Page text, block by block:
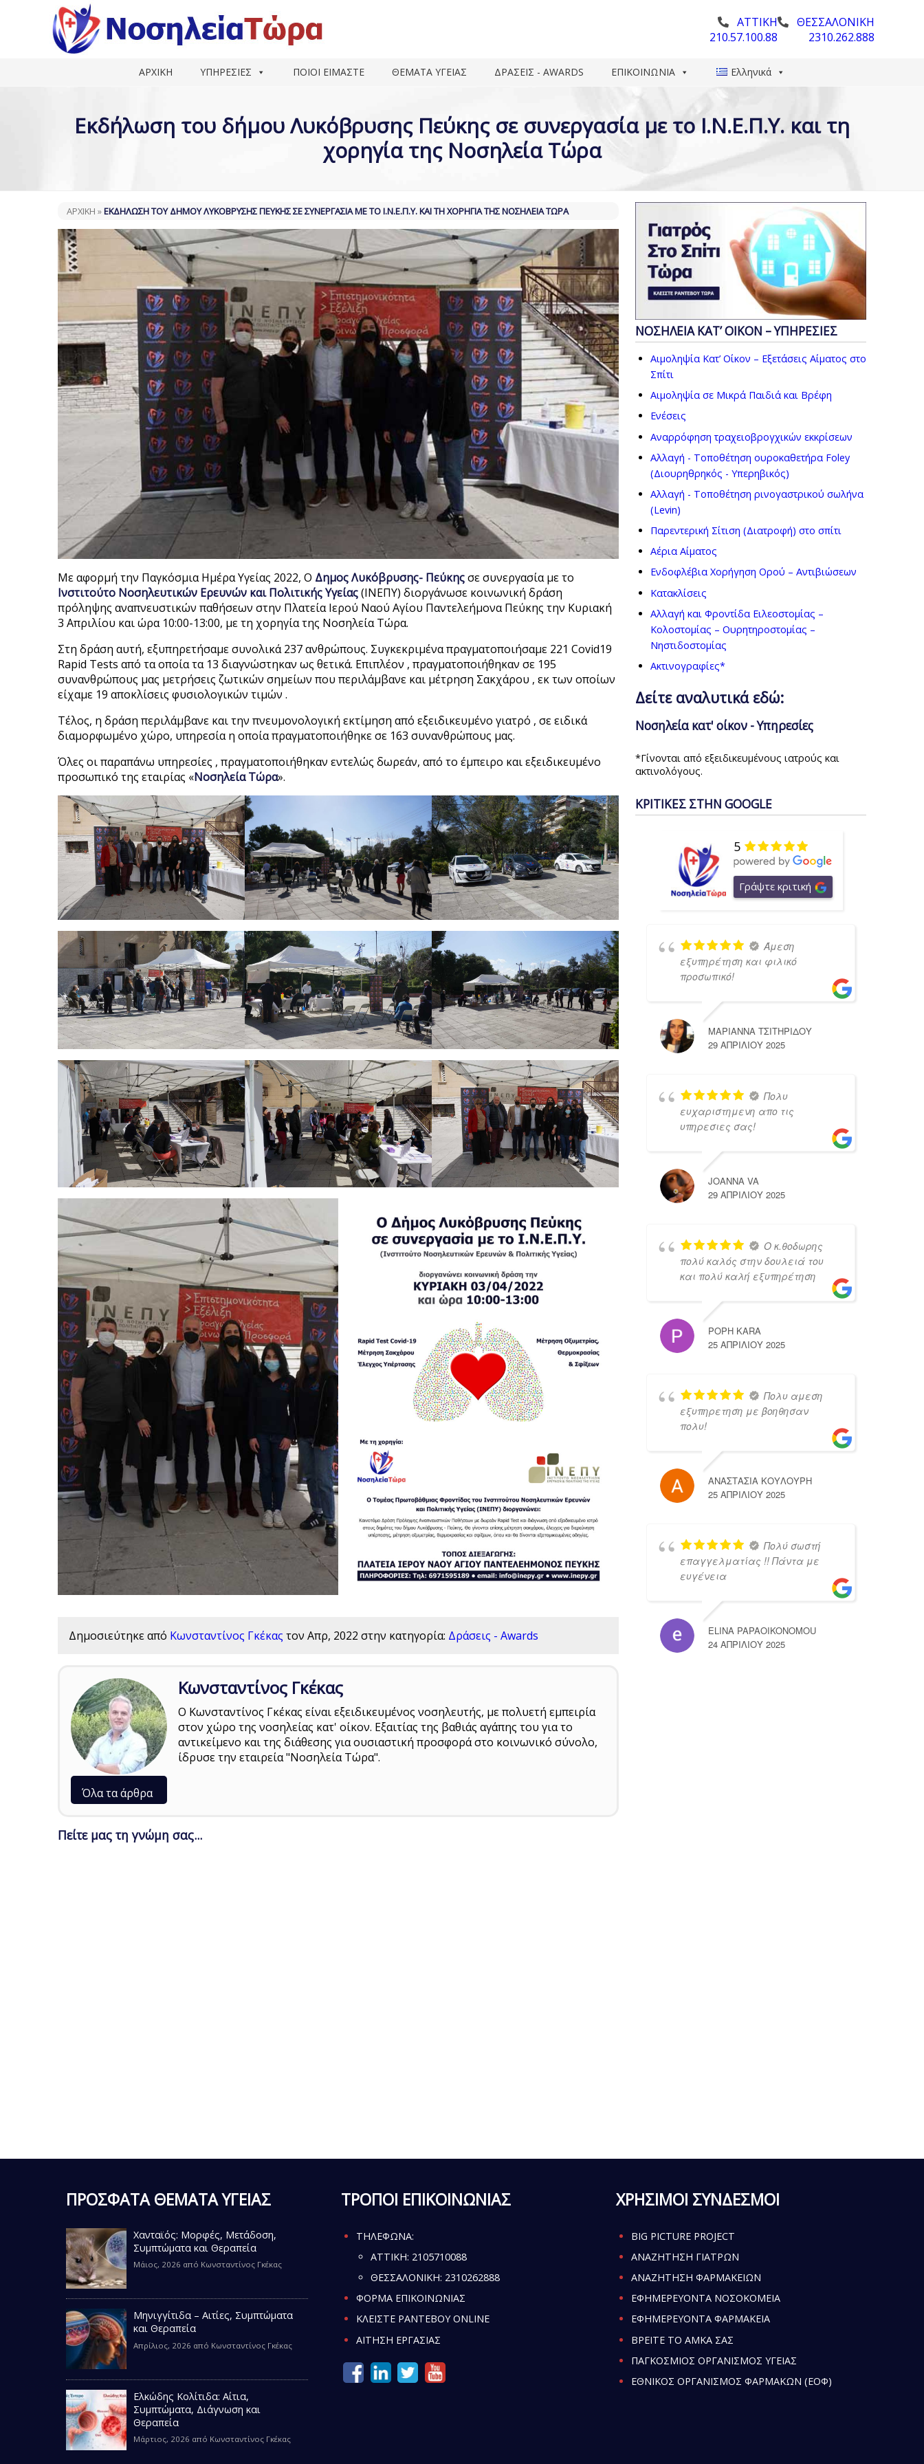
ΑΤΤΙΚΗ
210.57.100.88
ΘΕΣΣΑΛΟΝΙΚΗ
2310.262.888
ΑΡΧΙΚΗ ΥΠΗΡΕΣΙΕΣ ΠΟΙΟΙ ΕΙΜΑΣΤΕ ΘΕΜΑΤΑ ΥΓΕΙΑΣ ΔΡΑΣΕΙΣ - AWARDS ΕΠΙΚΟΙΝΩΝΙΑ Ελληνικά
Εκδήλωση του δήμου Λυκόβρυσης Πεύκης σε συνεργασία με το Ι.Ν.Ε.Π.Υ. και τη
χορηγία της Νοσηλεία Τώρα
ΑΡΧΙΚΗ »ΕΚΔΉΛΩΣΗ ΤΟΥ ΔΉΜΟΥ ΛΥΚΌΒΡΥΣΗΣ ΠΕΎΚΗΣ ΣΕ ΣΥΝΕΡΓΑΣΊΑ ΜΕ ΤΟ Ι.Ν.Ε.Π.Υ. ΚΑΙ ΤΗ ΧΟΡΗΓΊΑ ΤΗΣ ΝΟΣΗΛΕΊΑ ΤΏΡΑ
Με αφορμή την Παγκόσμια Ημέρα Υγείας 2022, Ο Δημος Λυκόβρυσης- Πεύκηςσε συνεργασία με το
Ινστιτούτο Νοσηλευτικών Ερευνών και Πολιτικής Υγείας(ΙΝΕΠΥ) διοργάνωσε κοινωνική δράση
πρόληψης αναπνευστικών παθήσεων στην Πλατεία Ιερού Ναού Αγίου Παντελεήμονα Πεύκης την Κυριακή
3 Απριλίου και ώρα 10:00-13:00, με τη χορηγία της Νοσηλεία Τώρα.
Στη δράση αυτή, εξυπηρετήσαμε συνολικά 237 ανθρώπους. Συγκεκριμένα πραγματοποιήσαμε 221 Covid19
Rapid Tests από τα οποία τα 13 διαγνώστηκαν ως θετικά. Επιπλέον , πραγματοποιήθηκαν σε 195
συνανθρώπους μας μετρήσεις ζωτικών σημείων που περιλάμβανε και μέτρηση Σακχάρου , εκ των οποίων
είχαμε 19 αποκλίσεις φυσιολογικών τιμών .
Τέλος, η δράση περιλάμβανε και την πνευμονολογική εκτίμηση από εξειδικευμένο γιατρό , σε ειδικά
διαμορφωμένο χώρο, υπηρεσία η οποία πραγματοποιήθηκε σε 163 συνανθρώπους μας.
Όλες οι παραπάνω υπηρεσίες , πραγματοποιήθηκαν εντελώς δωρεάν, από το έμπειρο και εξειδικευμένο
προσωπικό της εταιρίας «Νοσηλεία Τώρα».
Δημοσιεύτηκε από Κωνσταντίνος Γκέκας τον Απρ, 2022 στην κατηγορία: Δράσεις - Awards
Κωνσταντίνος Γκέκας
Ο Κωνσταντίνος Γκέκας είναι εξειδικευμένος νοσηλευτής, με πολυετή εμπειρία
στον χώρο της νοσηλείας κατ' οίκον. Εξαιτίας της βαθιάς αγάπης του για το
αντικείμενο και της διάθεσης για ουσιαστική προσφορά στο κοινωνικό σύνολο,
ίδρυσε την εταιρεία "Νοσηλεία Τώρα".
Όλα τα άρθρα
Πείτε μας τη γνώμη σας...
ΝΟΣΗΛΕΙΑ ΚΑΤ’ ΟΙΚΟΝ – ΥΠΗΡΕΣΙΕΣ
Αιμοληψία Κατ’ Οίκον – Εξετάσεις Αίματος στο
Σπίτι
Αιμοληψία σε Μικρά Παιδιά και Βρέφη
Ενέσεις
Αναρρόφηση τραχειοβρογχικών εκκρίσεων
Αλλαγή - Τοποθέτηση ουροκαθετήρα Foley
(Διουρηθρηκός - Υπερηβικός)
Αλλαγή - Τοποθέτηση ρινογαστρικού σωλήνα
(Levin)
Παρεντερική Σίτιση (Διατροφή) στο σπίτι
Αέρια Αίματος
Ενδοφλέβια Χορήγηση Ορού – Αντιβιώσεων
Κατακλίσεις
Αλλαγή και Φροντίδα Ειλεοστομίας –
Κολοστομίας – Ουρητηροστομίας –
Νηστιδοστομίας
Ακτινογραφίες*
Δείτε αναλυτικά εδώ:
Νοσηλεία κατ' οίκον - Υπηρεσίες
*Γίνονται από εξειδικευμένους ιατρούς και
ακτινολόγους.
ΚΡΙΤΙΚΕΣ ΣΤΗΝ GOOGLE
5
Γράψτε κριτική
Άμεση
εξυπηρέτηση και φιλικό
προσωπικό!
ΜΑΡΙΑΝΝΑ ΤΣΙΤΗΡΙΔΟΥ
29 ΑΠΡΙΛΊΟΥ 2025
Πολυ
ευχαριστημενη απο τις
υπηρεσιες σας!
JOANNA VA
29 ΑΠΡΙΛΊΟΥ 2025
Ο κ.θοδωρης
πολύ καλός στην δουλειά του
και πολύ καλή εξυπηρέτηση
POPH KARA
25 ΑΠΡΙΛΊΟΥ 2025
Πολυ αμεση
εξυπηρετηση με βοηθησαν
πολυ!
ΑΝΑΣΤΑΣΙΑ ΚΟΥΛΟΥΡΗ
25 ΑΠΡΙΛΊΟΥ 2025
Πολύ σωστή
επαγγελματίας !! Πάντα με
ευγένεια
ELINA PAPAOIKONOMOU
24 ΑΠΡΙΛΊΟΥ 2025
ΠΡΟΣΦΑΤΑ ΘΕΜΑΤΑ ΥΓΕΙΑΣ
Χανταϊός: Μορφές, Μετάδοση,
Συμπτώματα και Θεραπεία
Μάιος, 2026 από Κωνσταντίνος Γκέκας
Μηνιγγίτιδα – Αιτίες, Συμπτώματα
και Θεραπεία
Απρίλιος, 2026 από Κωνσταντίνος Γκέκας
Ελκώδης Κολίτιδα: Αίτια,
Συμπτώματα, Διάγνωση και
Θεραπεία
Μάρτιος, 2026 από Κωνσταντίνος Γκέκας
ΤΡΟΠΟΙ ΕΠΙΚΟΙΝΩΝΙΑΣ
ΤΗΛΕΦΩΝΑ:
ATTIKH: 2105710088
ΘΕΣΣΑΛΟΝΙΚΗ: 2310262888
ΦΟΡΜΑ ΕΠΙΚΟΙΝΩΝΙΑΣ
ΚΛΕΙΣΤΕ ΡΑΝΤΕΒΟΥ ONLINE
ΑΙΤΗΣΗ ΕΡΓΑΣΙΑΣ
ΧΡΗΣΙΜΟΙ ΣΥΝΔΕΣΜΟΙ
BIG PICTURE PROJECT
ΑΝΑΖΗΤΗΣΗ ΓΙΑΤΡΩΝ
ΑΝΑΖΗΤΗΣΗ ΦΑΡΜΑΚΕΙΩΝ
ΕΦΗΜΕΡΕΥΟΝΤΑ ΝΟΣΟΚΟΜΕΙΑ
ΕΦΗΜΕΡΕΥΟΝΤΑ ΦΑΡΜΑΚΕΙΑ
ΒΡΕΙΤΕ ΤΟ ΑΜΚΑ ΣΑΣ
ΠΑΓΚΟΣΜΙΟΣ ΟΡΓΑΝΙΣΜΟΣ ΥΓΕΙΑΣ
ΕΘΝΙΚΟΣ ΟΡΓΑΝΙΣΜΟΣ ΦΑΡΜΑΚΩΝ (ΕΟΦ)